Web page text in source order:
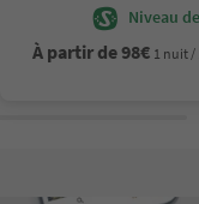
Niveau
À partir de98€ 1 nuit